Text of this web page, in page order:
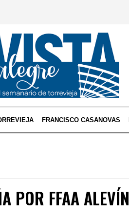
FRANCISCO CASANOVAS
POR FFAA ALEVÍN